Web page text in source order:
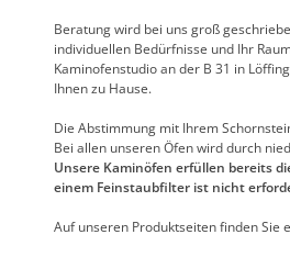
Beratung wird bei uns groß
individuellen Bedürfnisse und Ihr
Kaminofenstudio an der B 31 in
Ihnen zu Hause.
Die Abstimmung mit Ihrem
Bei allen unseren Öfen wird durch
Unsere Kaminöfen erfüllen bereits
einem Feinstaubfilter ist nicht
Auf unseren Produktseiten finden Sie